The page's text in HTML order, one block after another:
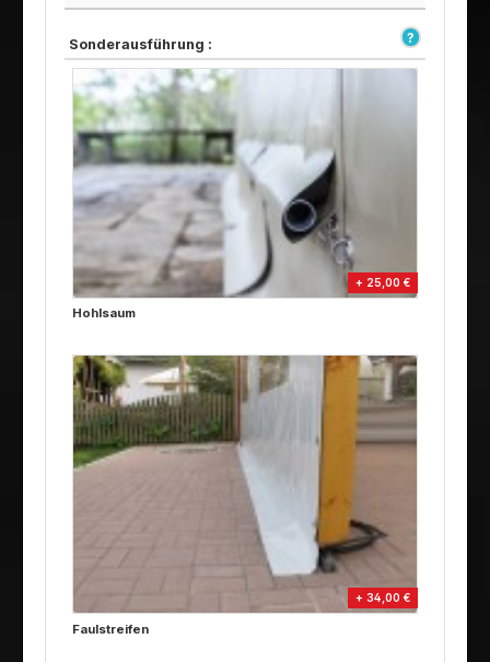
Sonderausführung :
+ 25,00 €
Hohlsaum
+ 34,00 €
Faulstreifen